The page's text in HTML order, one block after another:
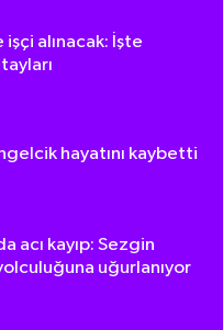
alınacak: İşte
hayatını kaybetti
acı kayıp: Sezgin
uğurlanıyor